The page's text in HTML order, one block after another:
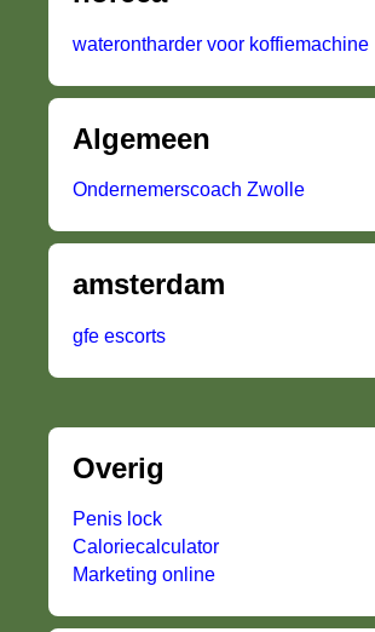
waterontharder voor koffiemachine
Algemeen
Ondernemerscoach Zwolle
amsterdam
gfe escorts
Overig
Penis lock
Caloriecalculator
Marketing online